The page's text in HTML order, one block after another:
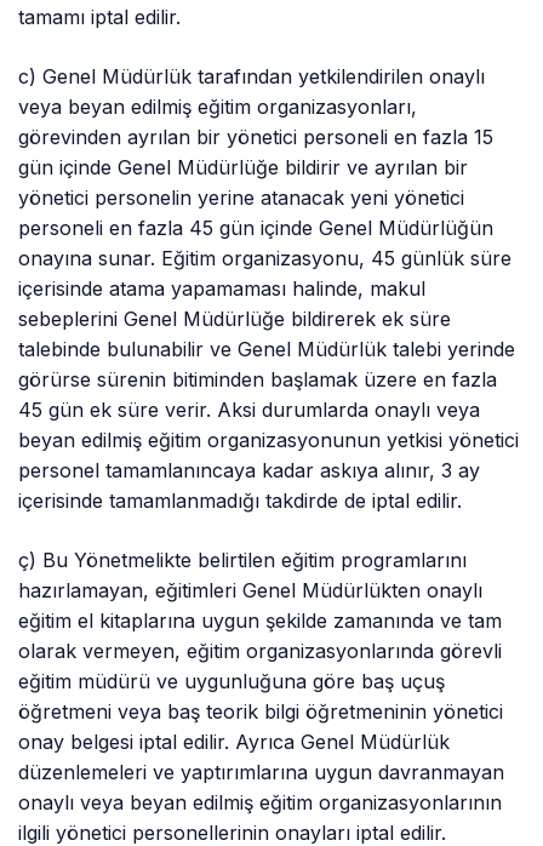
tamamı iptal edilir.
c) Genel Müdürlük tarafından yetkilendirilen onaylı
veya beyan edilmiş eğitim organizasyonları,
görevinden ayrılan bir yönetici personeli en fazla 15
gün içinde Genel Müdürlüğe bildirir ve ayrılan bir
yönetici personelin yerine atanacak yeni yönetici
personeli en fazla 45 gün içinde Genel Müdürlüğün
onayına sunar. Eğitim organizasyonu, 45 günlük süre
içerisinde atama yapamaması halinde, makul
sebeplerini Genel Müdürlüğe bildirerek ek süre
talebinde bulunabilir ve Genel Müdürlük talebi yerinde
görürse sürenin bitiminden başlamak üzere en fazla
45 gün ek süre verir. Aksi durumlarda onaylı veya
beyan edilmiş eğitim organizasyonunun yetkisi yönetici
personel tamamlanıncaya kadar askıya alınır, 3 ay
içerisinde tamamlanmadığı takdirde de iptal edilir.
ç) Bu Yönetmelikte belirtilen eğitim programlarını
hazırlamayan, eğitimleri Genel Müdürlükten onaylı
eğitim el kitaplarına uygun şekilde zamanında ve tam
olarak vermeyen, eğitim organizasyonlarında görevli
eğitim müdürü ve uygunluğuna göre baş uçuş
öğretmeni veya baş teorik bilgi öğretmeninin yönetici
onay belgesi iptal edilir. Ayrıca Genel Müdürlük
düzenlemeleri ve yaptırımlarına uygun davranmayan
onaylı veya beyan edilmiş eğitim organizasyonlarının
ilgili yönetici personellerinin onayları iptal edilir.